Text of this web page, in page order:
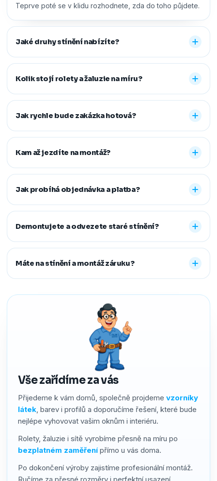
Vše zařídíme za vás
Přijedeme k vám domů, společně projdeme vzorníky
látek, barev i profilů a doporučíme řešení, které bude
nejlépe vyhovovat vašim oknům i interiéru.
Rolety, žaluzie i sítě vyrobíme přesně na míru po
bezplatném zaměření přímo u vás doma.
Po dokončení výroby zajistíme profesionální montáž.
Teprve poté se v klidu rozhodnete, zda do toho půjdete.
Jaké druhy stínění nabízíte?
Nabízíme vnitřní i venkovní stínění na míru: rolety den a
noc, plisé rolety, římské, látkové a termo rolety, vertikální,
dřevěné, bambusové i hliníkové žaluzie a sítě proti
hmyzu. Vyrobíme řešení pro běžná, střešní i atypická
Kolik stojí rolety a žaluzie na míru?
Konečná cena se odvíjí od zvoleného typu stínění a jeho
vodicích lišt, rozměru oken i vybrané látky či dekoru.
Přesnou cenovou nabídku vám připravíme zdarma.
Jak rychle bude zakázka hotová?
Standardní dodací lhůta je 7–14 pracovních dní od
zabere 1–2 hodiny, větší zakázky zvládneme během
jednoho dne. Pokud na termín spěcháte, vždy se snažíme
Kam až jezdíte na montáž?
Působíme především v Moravskoslezském,
Pardubickém a Zlínském kraji, na Vysočině a v Praze. V
rámci našeho regionu dopravu neúčtujeme, vzdálenější
Jak probíhá objednávka a platba?
Stačí nám zavolat, napsat nebo vyplnit nezávazný
formulář. Po výběru řešení skládáte zálohu na materiál a
doplatek hradíte až po dokončené montáži, když je vše
hotové a vy spokojení. Preferujeme platbu převodem,
Demontujete a odvezete staré stínění?
Ano. Staré žaluzie nebo rolety za vás profesionálně
předem říct a o všechno se postaráme, abyste neměli
žádné starosti navíc.
Máte na stínění a montáž záruku?
podle typu stínění. Používáme kvalitní materiály a precizní
zpracování, a pokud by přesto bylo potřeba cokoliv řešit,
náš servis vyřídíme rychle a férově.